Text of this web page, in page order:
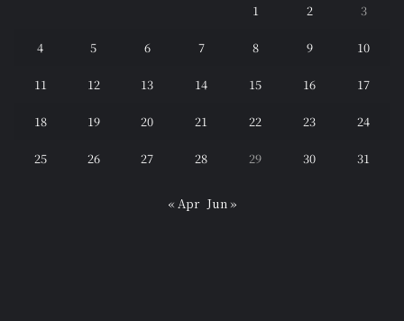
1
2 3
4 5 6 7 8 9 10
11 12 13 14 15 16 17
18 19 20 21 22 23 24
25 26 27 28 29 30 31
« Apr Jun »